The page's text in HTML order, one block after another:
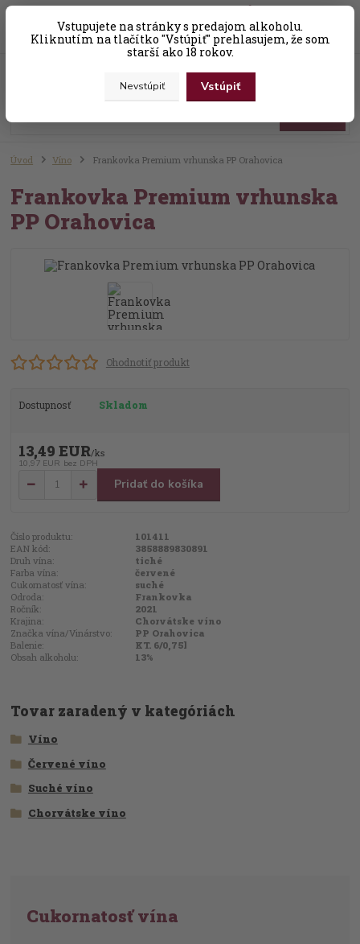
Vstupujete na stránky s predajom alkoholu.
Kliknutím na tlačítko "Vstúpiť" prehlasujem, že som
starší ako 18 rokov.
Nevstúpiť Vstúpiť
+421 (0) 31 56 25 377-8 za0,00 EUR
Úvod Víno Frankovka Premium vrhunska PP Orahovica
Frankovka Premium vrhunska
PP Orahovica
Ohodnotiť produkt
Dostupnosť Skladom
13,49 EUR/ks
10,97 EUR bez DPH
Pridať do košíka
Číslo produktu:
101411
EAN kód:
3858889830891
Druh vína:
tiché
Farba vína:
červené
Cukornatosť vína:
suché
Odroda:
Frankovka
Ročník:
2021
Krajina:
Chorvátske víno
Značka vína/Vinárstvo:
PP Orahovica
Balenie:
KT. 6/0,75l
Obsah alkoholu:
13%
Tovar zaradený v kategóriách
Víno
Červené víno
Suché víno
Chorvátske víno
Cukornatosť vína